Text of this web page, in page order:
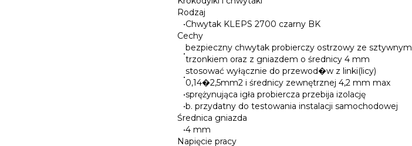
Rodzaj
•Chwytak KLEPS 2700 czarny BK
Cechy
•
bezpieczny chwytak probierczy ostrzowy ze sztywnym
trzonkiem oraz z gniazdem o średnicy 4 mm
•
stosować wyłącznie do przewod�w z linki(licy)
0,14�2,5mm2 i średnicy zewnętrznej 4,2 mm max
•sprężynująca igła probiercza przebija izolację
•b. przydatny do testowania instalacji samochodowej
Średnica gniazda
•4 mm
Napięcie pracy